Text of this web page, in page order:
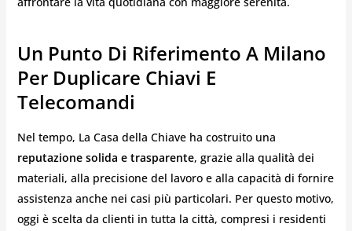
Un Punto Di Riferimento A Milano
Per Duplicare Chiavi E
Telecomandi
Nel tempo, La Casa della Chiave ha costruito una
reputazione solida e trasparente, grazie alla qualità dei
materiali, alla precisione del lavoro e alla capacità di fornire
assistenza anche nei casi più particolari. Per questo motivo,
oggi è scelta da clienti in tutta la città, compresi i residenti